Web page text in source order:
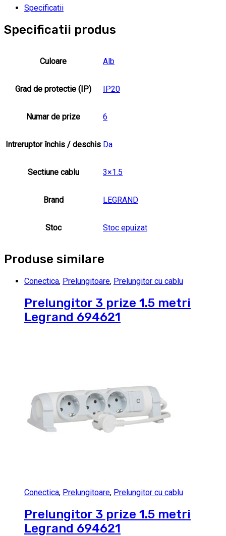
Specificatii
Specificatii produs
Culoare Alb
Grad de protectie (IP) IP20
Numar de prize 6
Intreruptor închis / deschis Da
Sectiune cablu 3×1.5
Brand LEGRAND
Stoc Stoc epuizat
Produse similare
Conectica, Prelungitoare, Prelungitor cu cablu
Prelungitor 3 prize 1.5 metri
Legrand 694621
Conectica, Prelungitoare, Prelungitor cu cablu
Prelungitor 3 prize 1.5 metri
Legrand 694621